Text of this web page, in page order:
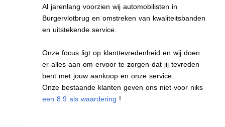
Al jarenlang voorzien wij automobilisten in
Burgervlotbrug en omstreken van kwaliteitsbanden
en uitstekende service.
Onze focus ligt op klanttevredenheid en wij doen
er alles aan om ervoor te zorgen dat jij tevreden
bent met jouw aankoop en onze service.
Onze bestaande klanten geven ons niet voor niks
een 8.9 als waardering !